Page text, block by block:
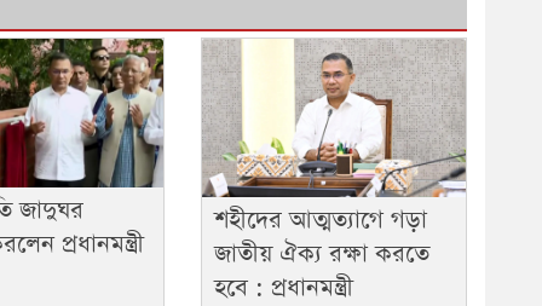
জাদুঘর
প্রধানমন্ত্রী
শহীদের আত্মত্যাগে গড়া
জাতীয় ঐক্য রক্ষা করতে
হবে : প্রধানমন্ত্রী